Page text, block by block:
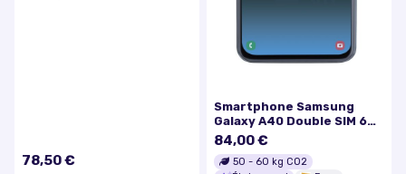
78,50 €
Smartphone Samsung
Galaxy A40 Double SIM 64
Go Noir
84,00 €
50 - 60 kg CO2